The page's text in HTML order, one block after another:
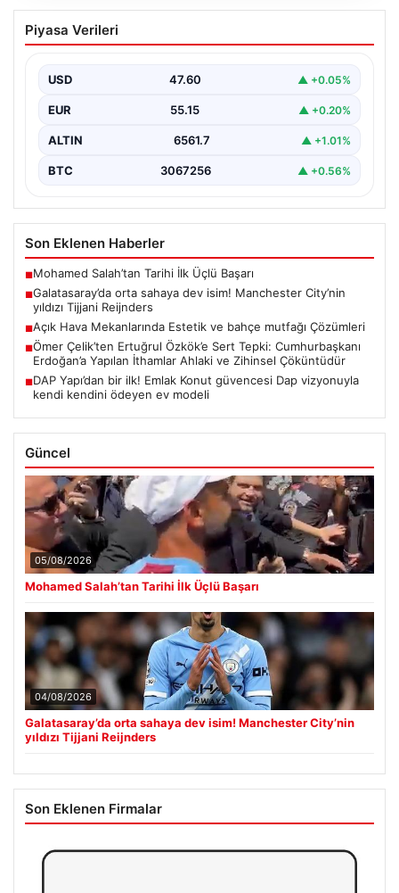
Galatasaray’da orta sahaya dev isim!
Manchester City’nin yıldızı Tijjani
Piyasa Verileri
USD 47.60 ▲ +0.05%
EUR 55.15 ▲ +0.20%
ALTIN 6561.7 ▲ +1.01%
BTC 3067256 ▲ +0.56%
Son Eklenen Haberler
■Mohamed Salah’tan Tarihi İlk Üçlü Başarı
■Galatasaray’da orta sahaya dev isim! Manchester City’nin
yıldızı Tijjani Reijnders
■Açık Hava Mekanlarında Estetik ve bahçe mutfağı Çözümleri
■Ömer Çelik’ten Ertuğrul Özkök’e Sert Tepki: Cumhurbaşkanı
Erdoğan’a Yapılan İthamlar Ahlaki ve Zihinsel Çöküntüdür
■DAP Yapı’dan bir ilk! Emlak Konut güvencesi Dap vizyonuyla
kendi kendini ödeyen ev modeli
Güncel
05/08/2026
Mohamed Salah’tan Tarihi İlk Üçlü Başarı
04/08/2026
Galatasaray’da orta sahaya dev isim! Manchester City’nin
yıldızı Tijjani Reijnders
Son Eklenen Firmalar